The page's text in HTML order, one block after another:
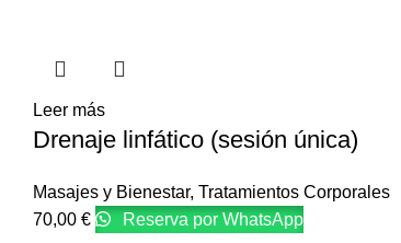
Leer más
Drenaje linfático (sesión única)
Masajes y Bienestar, Tratamientos Corporales
70,00 € Reserva por WhatsApp